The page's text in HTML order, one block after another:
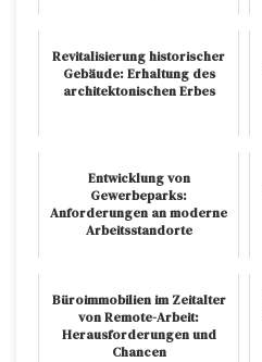
Revitalisierung historischer
Gebäude: Erhaltung des
architektonischen Erbes
Entwicklung von
Gewerbeparks:
Anforderungen an moderne
Arbeitsstandorte
Büroimmobilien im Zeitalter
von Remote-Arbeit:
Herausforderungen und
Chancen